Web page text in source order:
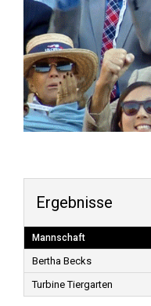
Ergebnisse
Mannschaft
Bertha Becks
Turbine Tiergarten